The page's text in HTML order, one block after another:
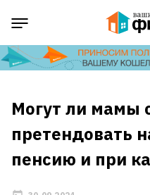
Могут ли мамы
претендовать
пенсию и при